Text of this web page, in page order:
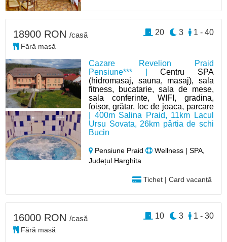
Cazare Revelion Praid
Pensiune*** |Centru SPA
(hidromasaj, sauna, masaj), sala
fitness, bucatarie, sala de mese,
sala conferinte, WIFI, gradina,
foișor, grătar, loc de joaca, parcare
| 400m Salina Praid, 11km Lacul
Ursu Sovata, 26km pârtia de schi
Bucin
Pensiune Praid
Wellness | SPA,
Județul Harghita
Tichet | Card vacanță
18900 RON /casă
Fără masă
1 - 40
3
20
16000 RON /casă
Fără masă
1 - 30
3
10